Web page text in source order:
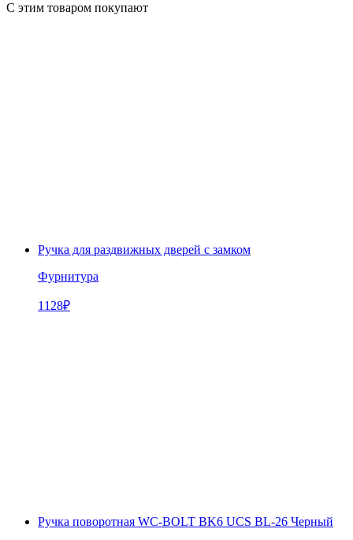
С этим товаром покупают
Ручка для раздвижных дверей с замком
Фурнитура
1128₽
Ручка поворотная WC-BOLT BK6 UCS BL-26 Черный